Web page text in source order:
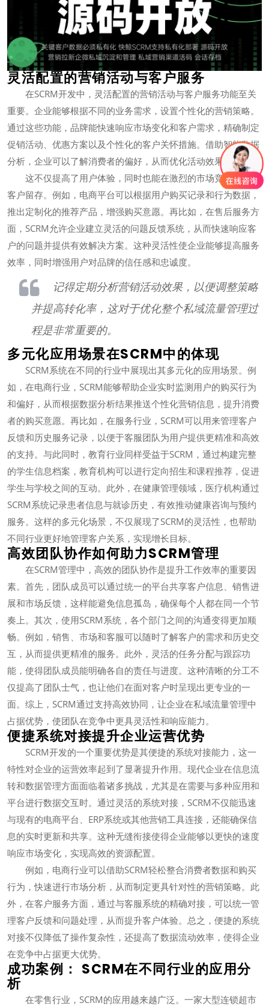
灵活配置的营销活动与客户服务
在SCRM开发中，灵活配置的营销活动与客户服务功能至关
重要。企业能够根据不同的业务需求，设置个性化的营销策略。
通过这些功能，品牌能快速响应市场变化和客户需求，精确制定
促销活动、优惠方案以及个性化的客户关怀措施。借助智能数据
分析，企业可以了解消费者的偏好，从而优化活动效果。
这不仅提高了用户体验，同时也能在激烈的市场竞争中确保
客户留存。例如，电商平台可以根据用户购买记录和行为数据，
推出定制化的推荐产品，增强购买意愿。再比如，在售后服务方
面，SCRM允许企业建立灵活的问题反馈系统，从而快速响应客
户的问题并提供有效解决方案。这种灵活性使企业能够提高服务
效率，同时增强用户对品牌的信任感和忠诚度。
记得定期分析营销活动效果，以便调整策略
并提高转化率，这对于优化整个私域流量管理过
程是非常重要的。
多元化应用场景在SCRM中的体现
SCRM系统在不同的行业中展现出其多元化的应用场景。例
如，在电商行业，SCRM能够帮助企业实时监测用户的购买行为
和偏好，从而根据数据分析结果推送个性化营销信息，提升消费
者的购买意愿。再比如，在服务行业，SCRM可以用来管理客户
反馈和历史服务记录，以便于客服团队为用户提供更精准和高效
的支持。与此同时，教育行业同样受益于SCRM，通过构建完整
的学生信息档案，教育机构可以进行定向招生和课程推荐，促进
学生与学校之间的互动。此外，在健康管理领域，医疗机构通过
SCRM系统记录患者信息与就诊历史，有效推动健康咨询与预约
服务。这样的多元化场景，不仅展现了SCRM的灵活性，也帮助
不同行业更好地管理客户关系，实现增长目标。
高效团队协作如何助力SCRM管理
在SCRM管理中，高效的团队协作是提升工作效率的重要因
素。首先，团队成员可以通过统一的平台共享客户信息、销售进
展和市场反馈，这样能避免信息孤岛，确保每个人都在同一个节
奏上。其次，使用SCRM系统，各个部门之间的沟通变得更加顺
畅。例如，销售、市场和客服可以随时了解客户的需求和历史交
互，从而提供更精准的服务。此外，灵活的任务分配与跟踪功
能，使得团队成员能明确各自的责任与进度。这种清晰的分工不
仅提高了团队士气，也让他们在面对客户时呈现出更专业的一
面。综上，SCRM通过支持高效协同，让企业在私域流量管理中
占据优势，使团队在竞争中更具灵活性和响应能力。
便捷系统对接提升企业运营优势
SCRM开发的一个重要优势是其便捷的系统对接能力，这一
特性对企业的运营效率起到了显著提升作用。现代企业在信息流
转和数据管理方面面临着诸多挑战，尤其是在需要与多种应用和
平台进行数据交互时。通过灵活的系统对接，SCRM不仅能迅速
与现有的电商平台、ERP系统或其他营销工具连接，还能确保信
息的实时更新和共享。这种无缝衔接使得企业能够以更快的速度
响应市场变化，实现高效的资源配置。
例如，电商行业可以借助SCRM轻松整合消费者数据和购买
行为，快速进行市场分析，从而制定更具针对性的营销策略。此
外，在客户服务方面，通过与客服系统的精确对接，可以统一管
理客户反馈和问题处理，从而提升客户体验。总之，便捷的系统
对接不仅降低了操作复杂性，还提高了数据流动效率，使得企业
在竞争中占据更大优势。
成功案例： SCRM在不同行业的应用分
析
在零售行业，SCRM的应用越来越广泛。一家大型连锁超市